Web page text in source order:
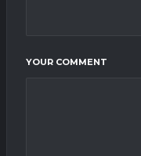
YOUR COMMENT